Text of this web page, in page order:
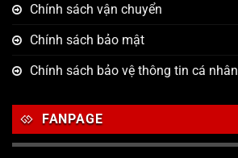
Chính sách vận chuyển
Chính sách bảo mật
Chính sách bảo vệ thông tin cá nhân
FANPAGE